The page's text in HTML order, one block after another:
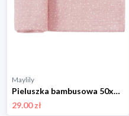
Maylily
Pieluszka bambusowa 50x50 - Kamyczki róż - OUTLET
29.00 zł